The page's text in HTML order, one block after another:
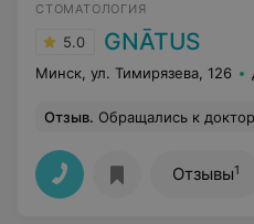
СТОМАТОЛОГИЯ
5.0 GNĀTUS
Минск, ул. Тимирязева, 126
Отзыв. Обращались к доктору Екатерине Сергеевне, остались очень довольны, очень приятная,
Отзывы1